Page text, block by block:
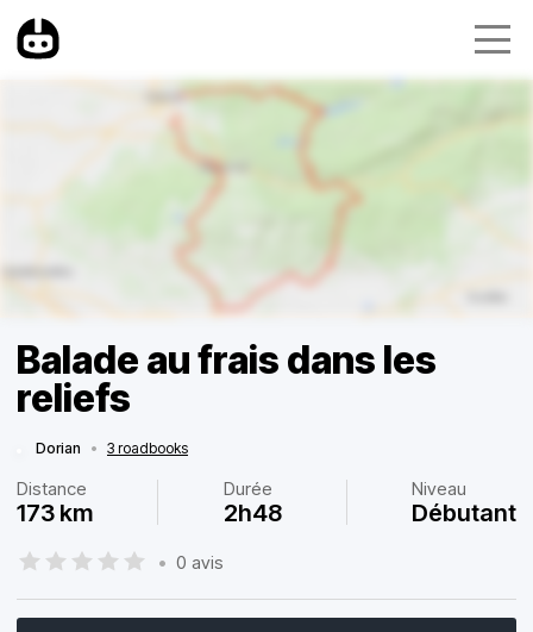
Balade au frais dans les
reliefs
Dorian • 3 roadbooks
Distance
173 km
Durée
2h48
Niveau
Débutant
• 0 avis